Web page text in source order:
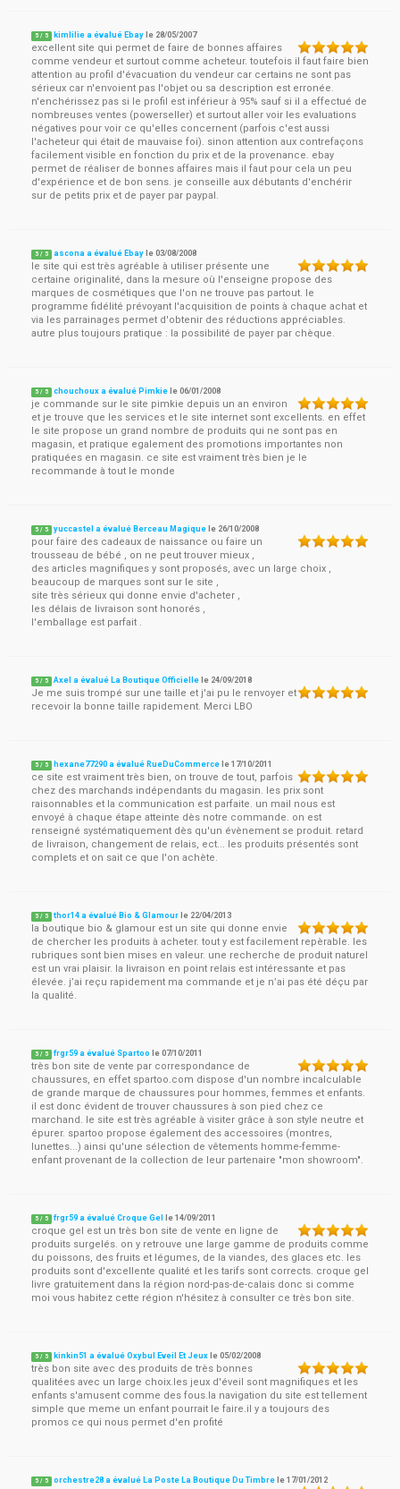
5 / 5 kimlilie a évalué Ebay le 28/05/2007
excellent site qui permet de faire de bonnes affaires
comme vendeur et surtout comme acheteur. toutefois il faut faire bien
attention au profil d'évacuation du vendeur car certains ne sont pas
sérieux car n'envoient pas l'objet ou sa description est erronée.
n'enchérissez pas si le profil est inférieur à 95% sauf si il a effectué de
nombreuses ventes (powerseller) et surtout aller voir les evaluations
négatives pour voir ce qu'elles concernent (parfois c'est aussi
l'acheteur qui était de mauvaise foi). sinon attention aux contrefaçons
facilement visible en fonction du prix et de la provenance. ebay
permet de réaliser de bonnes affaires mais il faut pour cela un peu
d'expérience et de bon sens. je conseille aux débutants d'enchérir
sur de petits prix et de payer par paypal.
5 / 5 ascona a évalué Ebay le03/08/2008
le site qui est très agréable à utiliser présente une
certaine originalité, dans la mesure où l'enseigne propose des
marques de cosmétiques que l'on ne trouve pas partout. le
programme fidélité prévoyant l'acquisition de points à chaque achat et
via les parrainages permet d'obtenir des réductions appréciables.
autre plus toujours pratique : la possibilité de payer par chèque.
5 / 5 chouchoux a évalué Pimkie le06/01/2008
je commande sur le site pimkie depuis un an environ
et je trouve que les services et le site internet sont excellents. en effet
le site propose un grand nombre de produits qui ne sont pas en
magasin, et pratique egalement des promotions importantes non
pratiquées en magasin. ce site est vraiment très bien je le
recommande à tout le monde
5 / 5 yuccastel a évalué Berceau Magique le 26/10/2008
pour faire des cadeaux de naissance ou faire un
trousseau de bébé , on ne peut trouver mieux ,
des articles magnifiques y sont proposés, avec un large choix ,
beaucoup de marques sont sur le site ,
site très sérieux qui donne envie d'acheter ,
les délais de livraison sont honorés ,
l'emballage est parfait .
5 / 5 Axel a évalué La Boutique Officielle le 24/09/2018
Je me suis trompé sur une taille et j'ai pu le renvoyer et
recevoir la bonne taille rapidement. Merci LBO
5 / 5 hexane77290 a évalué RueDuCommerce le17/10/2011
ce site est vraiment très bien, on trouve de tout, parfois
chez des marchands indépendants du magasin. les prix sont
raisonnables et la communication est parfaite. un mail nous est
envoyé à chaque étape atteinte dès notre commande. on est
renseigné systématiquement dès qu'un évènement se produit. retard
de livraison, changement de relais, ect... les produits présentés sont
complets et on sait ce que l'on achète.
5 / 5 thor14 a évalué Bio & Glamour le 22/04/2013
la boutique bio & glamour est un site qui donne envie
de chercher les produits à acheter. tout y est facilement repèrable. les
rubriques sont bien mises en valeur. une recherche de produit naturel
est un vrai plaisir. la livraison en point relais est intéressante et pas
élevée. j’ai reçu rapidement ma commande et je n’ai pas été déçu par
la qualité.
5 / 5 frgr59 a évalué Spartoo le07/10/2011
très bon site de vente par correspondance de
chaussures, en effet spartoo.com dispose d'un nombre incalculable
de grande marque de chaussures pour hommes, femmes et enfants.
il est donc évident de trouver chaussures à son pied chez ce
marchand. le site est très agréable à visiter grâce à son style neutre et
épurer. spartoo propose également des accessoires (montres,
lunettes...) ainsi qu'une sélection de vêtements homme-femme-
enfant provenant de la collection de leur partenaire "mon showroom".
5 / 5 frgr59 a évalué Croque Gel le14/09/2011
croque gel est un très bon site de vente en ligne de
produits surgelés. on y retrouve une large gamme de produits comme
du poissons, des fruits et légumes, de la viandes, des glaces etc. les
produits sont d'excellente qualité et les tarifs sont corrects. croque gel
livre gratuitement dans la région nord-pas-de-calais donc si comme
moi vous habitez cette région n'hésitez à consulter ce très bon site.
5 / 5 kinkin51 a évalué Oxybul Eveil Et Jeux le05/02/2008
très bon site avec des produits de très bonnes
qualitées avec un large choix.les jeux d'éveil sont magnifiques et les
enfants s'amusent comme des fous.la navigation du site est tellement
simple que meme un enfant pourrait le faire.il y a toujours des
promos ce qui nous permet d'en profité
5 / 5 orchestre28 a évalué La Poste La Boutique Du Timbre le17/01/2012